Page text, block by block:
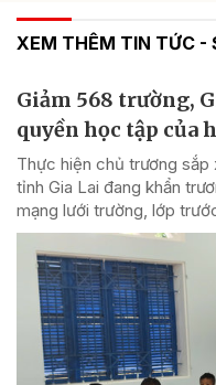
XEM THÊM TIN TỨC -
Giảm 568 trường,
quyền học tập của
Thực hiện chủ trương
tỉnh Gia Lai đang khẩn
mạng lưới trường, lớp